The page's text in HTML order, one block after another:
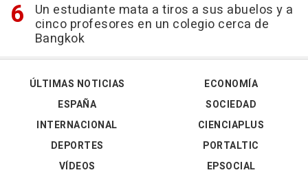
Un estudiante mata a tiros a sus abuelos y a
cinco profesores en un colegio cerca de
Bangkok
ÚLTIMAS NOTICIAS
ESPAÑA
INTERNACIONAL
DEPORTES
VÍDEOS
ECONOMÍA
SOCIEDAD
CIENCIAPLUS
PORTALTIC
EPSOCIAL